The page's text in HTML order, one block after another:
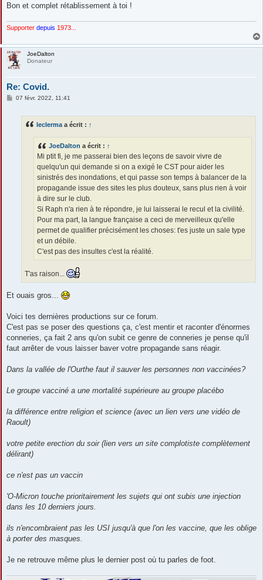
Bon et complet rétablissement à toi !
Supporter depuis 1973...
JoeDalton
Donateur
Re: Covid.
M07 févr. 2022, 11:41
leclerma a écrit : ↑
JoeDalton a écrit : ↑
Mi ptit fi, je me passerai bien des leçons de savoir vivre de
quelqu'un qui demande si on a exigé le CST pour aider les
sinistrés des inondations, et qui passe son temps à balancer de la
propagande issue des sites les plus douteux, sans plus rien à voir
à dire sur le club.
Si Raph n'a rien à te répondre, je lui laisserai le recul et la civilité.
Pour ma part, la langue française a ceci de merveilleux qu'elle
permet de qualifier précisément les choses: t'es juste un sale type
et un débile.
C'est pas des insultes c'est la réalité.
T'as raison...
Et ouais gros...
Voici tes dernières productions sur ce forum.
C'est pas se poser des questions ça, c'est mentir et raconter d'énormes
conneries, ça fait 2 ans qu'on subit ce genre de conneries je pense qu'il
faut arrêter de vous laisser baver votre propagande sans réagir.
Dans la vallée de l'Ourthe faut il sauver les personnes non vaccinées?
Le groupe vacciné a une mortalité supérieure au groupe placébo
la différence entre religion et science (avec un lien vers une vidéo de
Raoult)
votre petite erection du soir (lien vers un site complotiste complètement
délirant)
ce n'est pas un vaccin
'O-Micron touche prioritairement les sujets qui ont subis une injection
dans les 10 derniers jours.
ils n'encombraient pas les USI jusqu'à que l'on les vaccine, que les oblige
à porter des masques.
Je ne retrouve même plus le dernier post où tu parles de foot.